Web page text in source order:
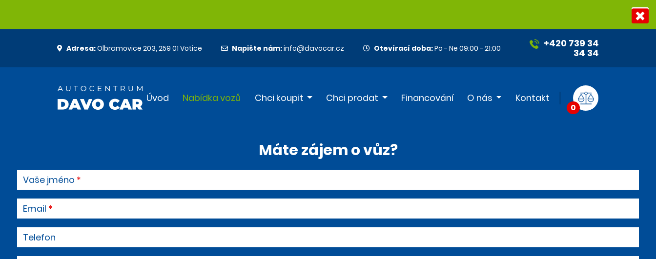
Adresa:Olbramovice 203, 259 01 Votice Napište nám:info@davocar.cz Otevírací doba:Po - Ne 09:00 - 21:00 +420 739 34
34 34
Úvod Nabídka vozů Chci koupit Chci prodat Financování O nás Kontakt
0
Máte zájem o vůz?
Vaše jméno
Email
Telefon